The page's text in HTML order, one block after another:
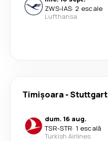
ZWS-IAS· 2 escale
Lufthansa
Timișoara-Stuttgart
dum. 16 aug.
TSR-STR· 1 escală
Turkish Airlines